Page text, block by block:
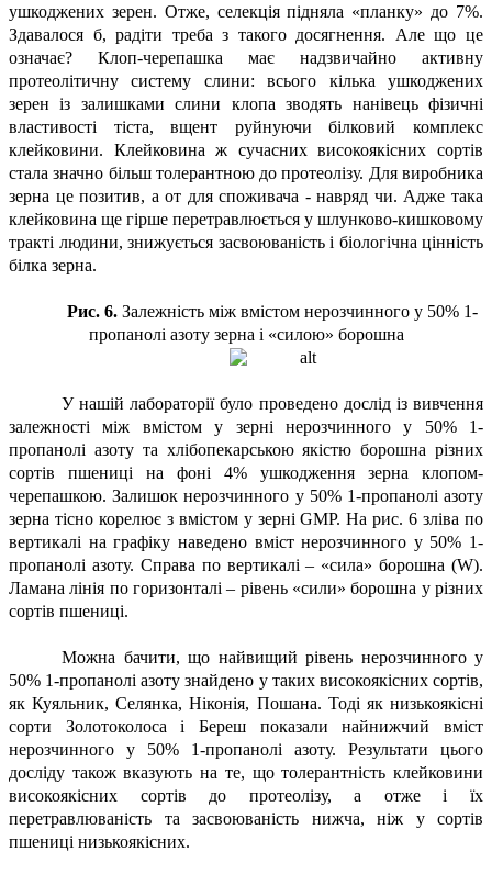
ушкоджених зерен. Отже, селекція підняла «планку» до 7%.
Здавалося б, радіти треба з такого досягнення. Але що це
означає? Клоп-черепашка має надзвичайно активну
протеолітичну систему слини: всього кілька ушкоджених
зерен із залишками слини клопа зводять нанівець фізичні
властивості тіста, вщент руйнуючи білковий комплекс
клейковини. Клейковина ж сучасних високоякісних сортів
стала значно більш толерантною до протеолізу. Для виробника
зерна це позитив, а от для споживача - навряд чи. Адже така
клейковина ще гірше перетравлюється у шлунково-кишковому
тракті людини, знижується засвоюваність і біологічна цінність
білка зерна.
Рис. 6. Залежність між вмістом нерозчинного у 50% 1-
пропанолі азоту зерна і «силою» борошна
У нашій лабораторії було проведено дослід із вивчення
залежності між вмістом у зерні нерозчинного у 50% 1-
пропанолі азоту та хлібопекарською якістю борошна різних
сортів пшениці на фоні 4% ушкодження зерна клопом-
черепашкою. Залишок нерозчинного у 50% 1-пропанолі азоту
зерна тісно корелює з вмістом у зерні GMP. На рис. 6 зліва по
вертикалі на графіку наведено вміст нерозчинного у 50% 1-
пропанолі азоту. Справа по вертикалі – «сила» борошна (W).
Ламана лінія по горизонталі – рівень «сили» борошна у різних
сортів пшениці.
Можна бачити, що найвищий рівень нерозчинного у
50% 1-пропанолі азоту знайдено у таких високоякісних сортів,
як Куяльник, Селянка, Ніконія, Пошана. Тоді як низькоякісні
сорти Золотоколоса і Береш показали найнижчий вміст
нерозчинного у 50% 1-пропанолі азоту. Результати цього
досліду також вказують на те, що толерантність клейковини
високоякісних сортів до протеолізу, а отже і їх
перетравлюваність та засвоюваність нижча, ніж у сортів
пшениці низькоякісних.